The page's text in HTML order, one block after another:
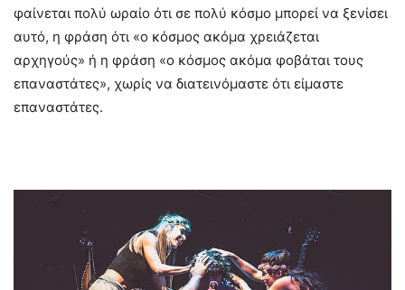
φαίνεται πολύ ωραίο ότι σε πολύ κόσμο μπορεί να ξενίσει
αυτό, η φράση ότι «ο κόσμος ακόμα χρειάζεται
αρχηγούς» ή η φράση «ο κόσμος ακόμα φοβάται τους
επαναστάτες», χωρίς να διατεινόμαστε ότι είμαστε
επαναστάτες.